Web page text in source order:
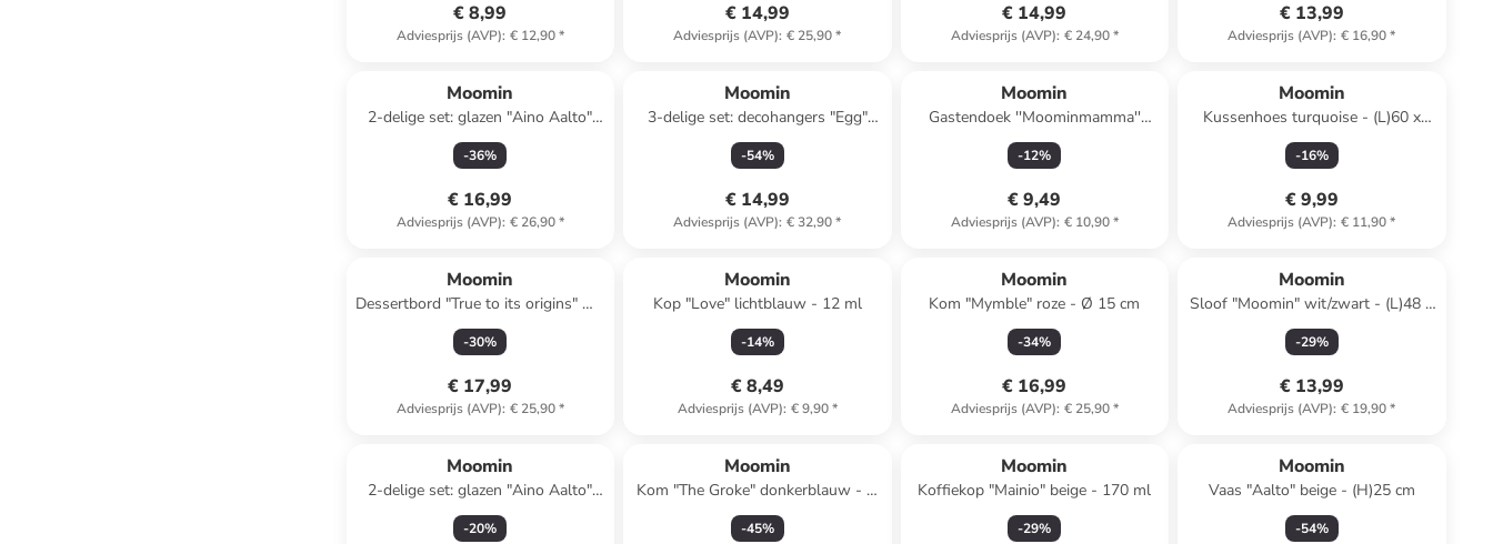
€ 8,99
Adviesprijs (AVP): € 12,90*
€ 14,99
Adviesprijs (AVP): € 25,90*
€ 14,99
Adviesprijs (AVP): € 24,90*
€ 13,99
Adviesprijs (AVP): € 16,90*
Moomin
2-delige set: glazen "Aino Aalto"
lichtblauw - 330 ml
-36%
€ 16,99
Adviesprijs (AVP): € 26,90*
Moomin
3-delige set: decohangers "Egg"
meerkleurig - (L)7,5 cm
-54%
€ 14,99
Adviesprijs (AVP): € 32,90*
Moomin
Gastendoek ''Moominmamma''
beige/lichtbruin - (L)50 x (B)30 cm
-12%
€ 9,49
Adviesprijs (AVP): € 10,90*
Moomin
Kussenhoes turquoise - (L)60 x
(B)50 cm
-16%
€ 9,99
Adviesprijs (AVP): € 11,90*
Moomin
Dessertbord "True to its origins" wit
- Ø 19 cm
-30%
€ 17,99
Adviesprijs (AVP): € 25,90*
Moomin
Kop "Love" lichtblauw - 12 ml
-14%
€ 8,49
Adviesprijs (AVP): € 9,90*
Moomin
Kom "Mymble" roze - Ø 15 cm
-34%
€ 16,99
Adviesprijs (AVP): € 25,90*
Moomin
Sloof "Moomin" wit/zwart - (L)48 x
(B)67 cm
-29%
€ 13,99
Adviesprijs (AVP): € 19,90*
Moomin
2-delige set: glazen "Aino Aalto"
lichtroze - 220 ml
-20%
Moomin
Kom "The Groke" donkerblauw - Ø
15 cm
-45%
Moomin
Koffiekop "Mainio" beige - 170 ml
-29%
Moomin
Vaas "Aalto" beige - (H)25 cm
-54%